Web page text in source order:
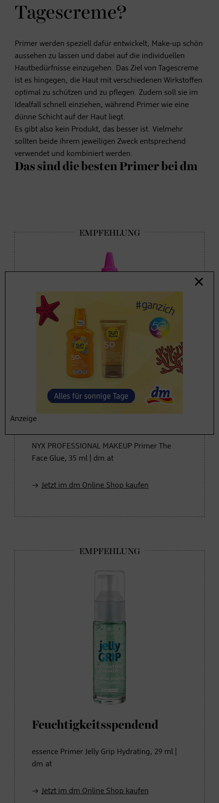
Tagescreme?
Primer werden speziell dafür entwickelt, Make-up schön
aussehen zu lassen und dabei auf die individuellen
Hautbedürfnisse einzugehen. Das Ziel von Tagescreme
ist es hingegen, die Haut mit verschiedenen Wirkstoffen
optimal zu schützen und zu pflegen. Zudem soll sie im
Idealfall schnell einziehen, während Primer wie eine
dünne Schicht auf der Haut liegt.
Es gibt also kein Produkt, das besser ist. Vielmehr
sollten beide ihrem jeweiligen Zweck entsprechend
verwendet und kombiniert werden.
Das sind die besten Primer bei dm
Wird beim Verblenden
durchsichtig
NYX PROFESSIONAL MAKEUP Primer The
Face Glue, 35 ml | dm.at
Jetzt im dm Online Shop kaufen
Feuchtigkeitsspendend
essence Primer Jelly Grip Hydrating, 29 ml |
dm.at
Jetzt im dm Online Shop kaufen
Anzeige